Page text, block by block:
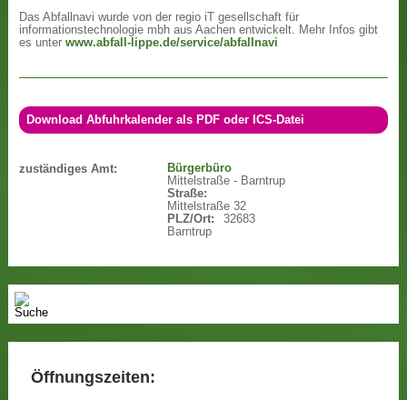
Das Abfallnavi wurde von der regio iT gesellschaft für
informationstechnologie mbh aus Aachen entwickelt. Mehr Infos gibt
es unterwww.abfall-lippe.de/service/abfallnavi
Download Abfuhrkalender als PDF oder ICS-Datei
zuständiges Amt:
Bürgerbüro
Mittelstraße - Barntrup
Straße:
Mittelstraße 32
PLZ/Ort:
32683
Barntrup
Öffnungszeiten: